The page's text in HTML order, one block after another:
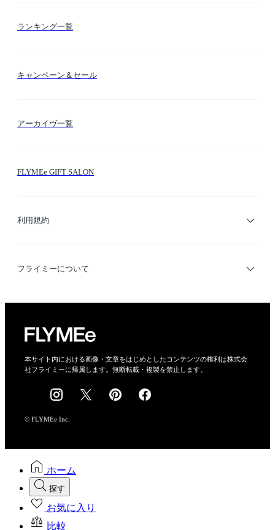
カテゴリー検索
ランキング一覧
キャンペーン＆セール
アーカイヴ一覧
FLYMEe GIFT SALON
利用規約
利用規約
フライミーについて
会社概要
採用情報
本サイト内における画像・文章をはじめとしたコンテンツの権利は株式会
社フライミーに帰属します。無断転載・複製を禁止します。
© FLYMEe Inc.
ホーム
探す
お気に入り
比較